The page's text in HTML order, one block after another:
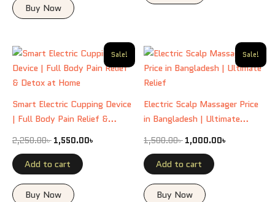
Buy Now
Sale!
Smart Electric Cupping Device
| Full Body Pain Relief &
2,250.00৳
Original
was:
2,250.00৳ .
1,550.00৳
Current
price
is:
Add to cart
Buy Now
Sale!
Electric Scalp Massager Price
in Bangladesh | Ultimate
1,500.00৳
Original
price
was:
1,000.00৳
Current
price
is:
Add to cart
Buy Now